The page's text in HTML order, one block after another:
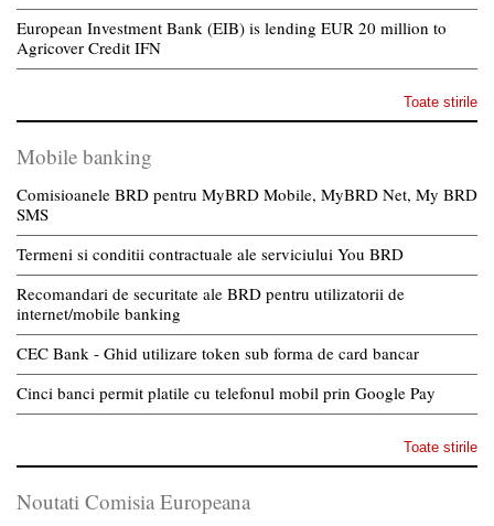
European Investment Bank (EIB) is lending EUR 20 million to
Agricover Credit IFN
Toate stirile
Mobile banking
Comisioanele BRD pentru MyBRD Mobile, MyBRD Net, My BRD
SMS
Termeni si conditii contractuale ale serviciului You BRD
Recomandari de securitate ale BRD pentru utilizatorii de
internet/mobile banking
CEC Bank - Ghid utilizare token sub forma de card bancar
Cinci banci permit platile cu telefonul mobil prin Google Pay
Toate stirile
Noutati Comisia Europeana